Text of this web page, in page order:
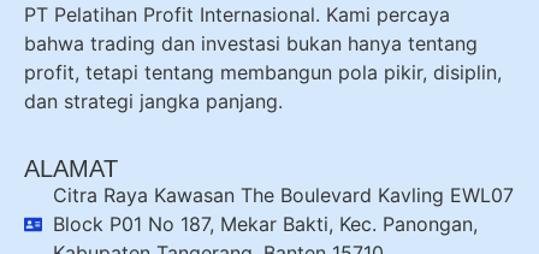
PT Pelatihan Profit Internasional. Kami percaya
bahwa trading dan investasi bukan hanya tentang
profit, tetapi tentang membangun pola pikir, disiplin,
dan strategi jangka panjang.
ALAMAT
Citra Raya Kawasan The Boulevard Kavling EWL07
Block P01 No 187, Mekar Bakti, Kec. Panongan,